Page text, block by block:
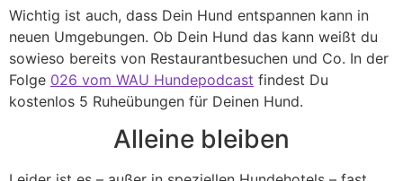
Wichtig ist auch, dass Dein Hund entspannen kann in
neuen Umgebungen. Ob Dein Hund das kann weißt du
sowieso bereits von Restaurantbesuchen und Co. In der
Folge 026 vom WAU Hundepodcast findest Du
kostenlos 5 Ruheübungen für Deinen Hund.
Alleine bleiben